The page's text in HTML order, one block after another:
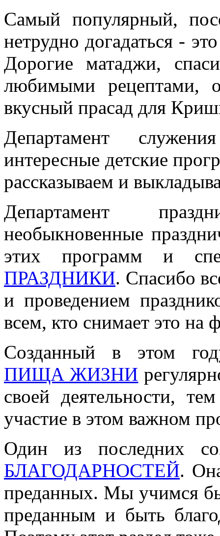
Самый популярный,
нетрудно догадаться -
Дорогие матаджи,
любимыми рецептами,
вкусный прасад для
Департамент
интересные детские
рассказываем и
Департамент
необыкновенные
этих программ и
ПРАЗДНИКИ. Спасибо
и проведением
всем, кто снимает это на
Созданный в этом
ПИЩА ЖИЗНИ
своей деятельности,
участие в этом важном
Один из последних
БЛАГОДАРНОСТЕЙ.
преданных. Мы учимся
преданным и быть